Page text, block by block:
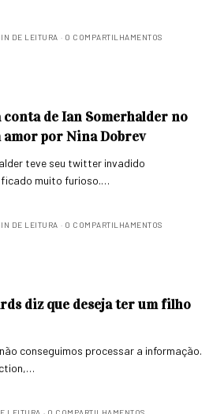
DE LEITURA 0 COMPARTILHAMENTOS
conta de Ian Somerhalder no
por Nina Dobrev
teve seu twitter invadido
ficado muito furioso.…
DE LEITURA 0 COMPARTILHAMENTOS
diz que deseja ter um filho
conseguimos processar a informação.